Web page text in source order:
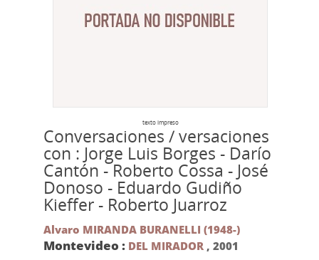
texto impreso
Conversaciones / versaciones
con : Jorge Luis Borges - Darío
Cantón - Roberto Cossa - José
Donoso - Eduardo Gudiño
Kieffer - Roberto Juarroz
Alvaro MIRANDA BURANELLI (1948-)
Montevideo : DEL MIRADOR, 2001